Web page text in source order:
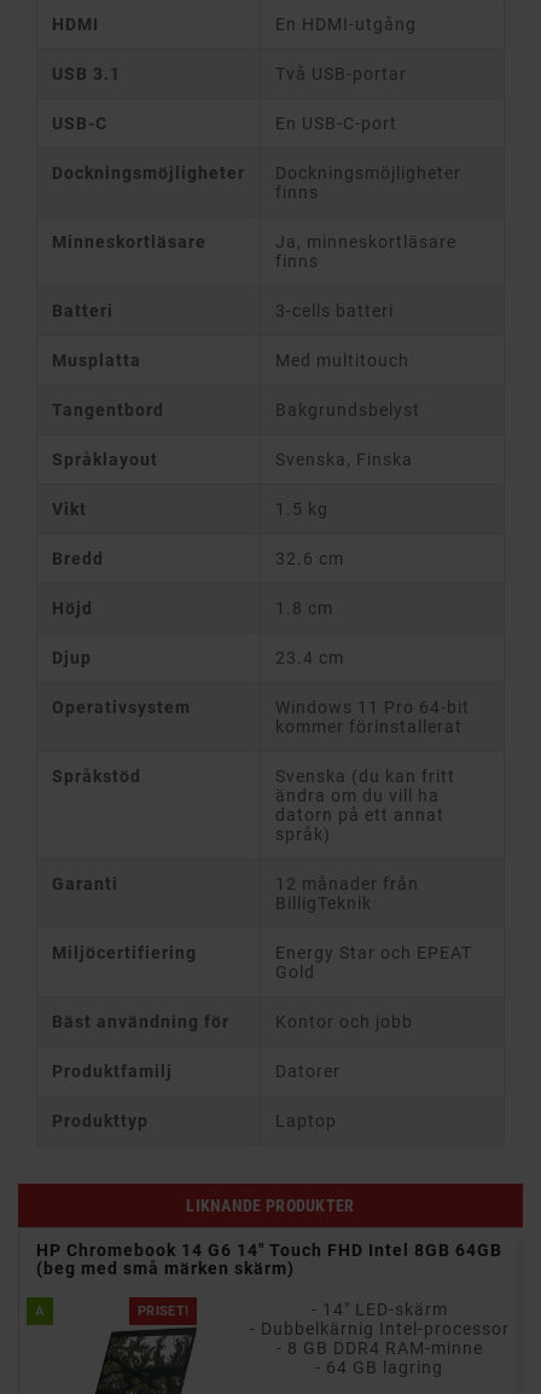
HDMI En HDMI-utgång
USB 3.1 Två USB-portar
USB-C En USB-C-port
Dockningsmöjligheter
Dockningsmöjligheter
finns
Minneskortläsare
Ja, minneskortläsare
finns
Batteri 3-cells batteri
Musplatta Med multitouch
Tangentbord Bakgrundsbelyst
Språklayout Svenska, Finska
Vikt 1.5 kg
Bredd 32.6 cm
Höjd 1.8 cm
Djup 23.4 cm
Operativsystem
Windows 11 Pro 64-bit
kommer förinstallerat
Språkstöd
Svenska (du kan fritt
ändra om du vill ha
datorn på ett annat
språk)
Garanti
12 månader från
BilligTeknik
Miljöcertifiering
Energy Star och EPEAT
Gold
Bäst användning för Kontor och jobb
Produktfamilj Datorer
Produkttyp Laptop
LIKNANDE PRODUKTER
HP Chromebook 14 G6 14" Touch FHD Intel 8GB 64GB
(beg med små märken skärm)
PRISET!
A
- 14" LED-skärm
- Dubbelkärnig Intel-processor
- 8 GB DDR4 RAM-minne
- 64 GB lagring